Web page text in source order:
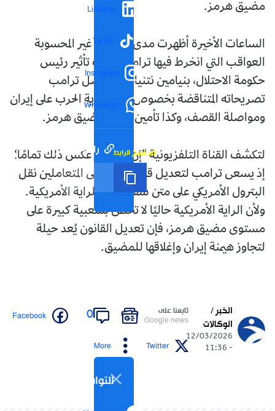
LinkedIn
TikTok
Instagram
WhatsApp
رابط مختصر تم نسخ الرابط
مضيق هرمز.
الساعات الأخيرة أظهرت مدى المغامرة غير المحسوبة
العواقب التي انخرط فيها ترامب، تحت تأثير رئيس
حكومة الاحتلال، بنيامين نتنياهو. فواصل ترامب
تصريحاته المتناقضة بخصوص قرب نهاية الحرب على إيران
ومواصلة القصف، وكذا تأمين جيشه لمضيق هرمز.
لتكشف القناة التلفزيونية "إن بي سي" عكس ذلك تمامًا؛
إذ يسعى ترامب لتعديل قانون يُحتم على المتعاملين نقل
البترول الأمريكي على متن سفن ترفع الراية الأمريكية.
ولأن الراية الأمريكية حاليًا لا تحظى بشعبية كبيرة على
مستوى مضيق هرمز، فإن تعديل القانون يُعد حيلة
لتجاوز هيمنة إيران وإغلاقها للمضيق.
الخبر /
الوكالات
12/03/2026
- 11:36
تابعنا على
Google news
0
Facebook
Twitter
More
التواصل الاجتماعي